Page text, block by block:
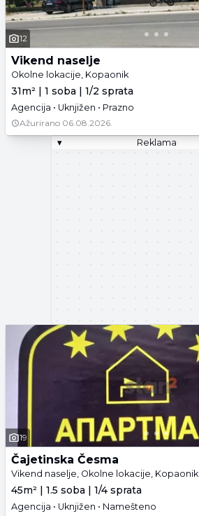
12
Vikend naselje
Okolne lokacije, Kopaonik
31m² | 1 soba | 1/2 sprata
Agencija • Uknjižen • Prazno
Ažurirano 06.08.2026.
▾
Reklama
19
Čajetinska Česma
Vikend naselje, Okolne lokacije, Kopaonik
45m² | 1.5 soba | 1/4 sprata
Agencija • Uknjižen • Namešteno